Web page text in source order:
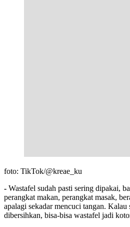
foto: TikTok/@kreae_ku
- Wastafel sudah pasti sering dipakai,
perangkat makan, perangkat masak,
apalagi sekadar mencuci tangan.
dibersihkan, bisa-bisa wastafel jadi